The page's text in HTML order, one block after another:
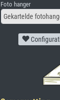
Foto hanger
Gekartelde